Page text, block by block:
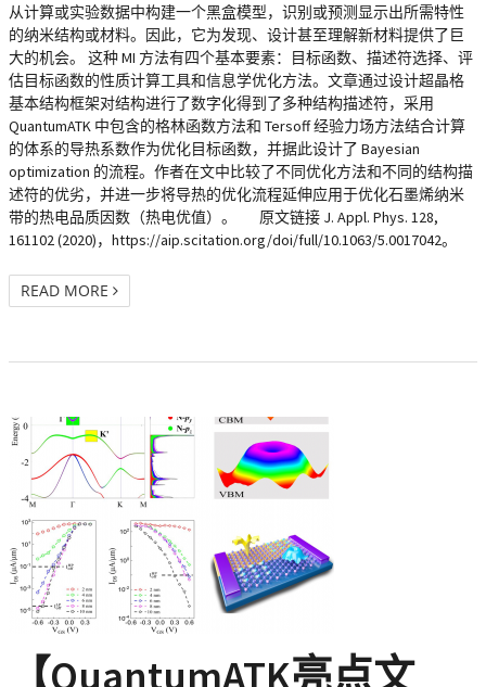
从计算或实验数据中构建一个黑盒模型，识别或预测显示出所需特性
的纳米结构或材料。因此，它为发现、设计甚至理解新材料提供了巨
大的机会。 这种 MI 方法有四个基本要素：目标函数、描述符选择、评
估目标函数的性质计算工具和信息学优化方法。文章通过设计超晶格
基本结构框架对结构进行了数字化得到了多种结构描述符，采用
QuantumATK 中包含的格林函数方法和 Tersoff 经验力场方法结合计算
的体系的导热系数作为优化目标函数，并据此设计了 Bayesian
optimization 的流程。作者在文中比较了不同优化方法和不同的结构描
述符的优劣，并进一步将导热的优化流程延伸应用于优化石墨烯纳米
带的热电品质因数（热电优值）。 原文链接 J. Appl. Phys. 128,
161102 (2020)，https://aip.scitation.org/doi/full/10.1063/5.0017042。
READ MORE
【QuantumATK亮点文